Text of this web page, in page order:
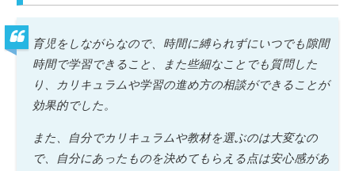
育児をしながらなので、時間に縛られずにいつでも隙間
時間で学習できること、また些細なことでも質問した
り、カリキュラムや学習の進め方の相談ができることが
効果的でした。
また、自分でカリキュラムや教材を選ぶのは大変なの
で、自分にあったものを決めてもらえる点は安心感があ